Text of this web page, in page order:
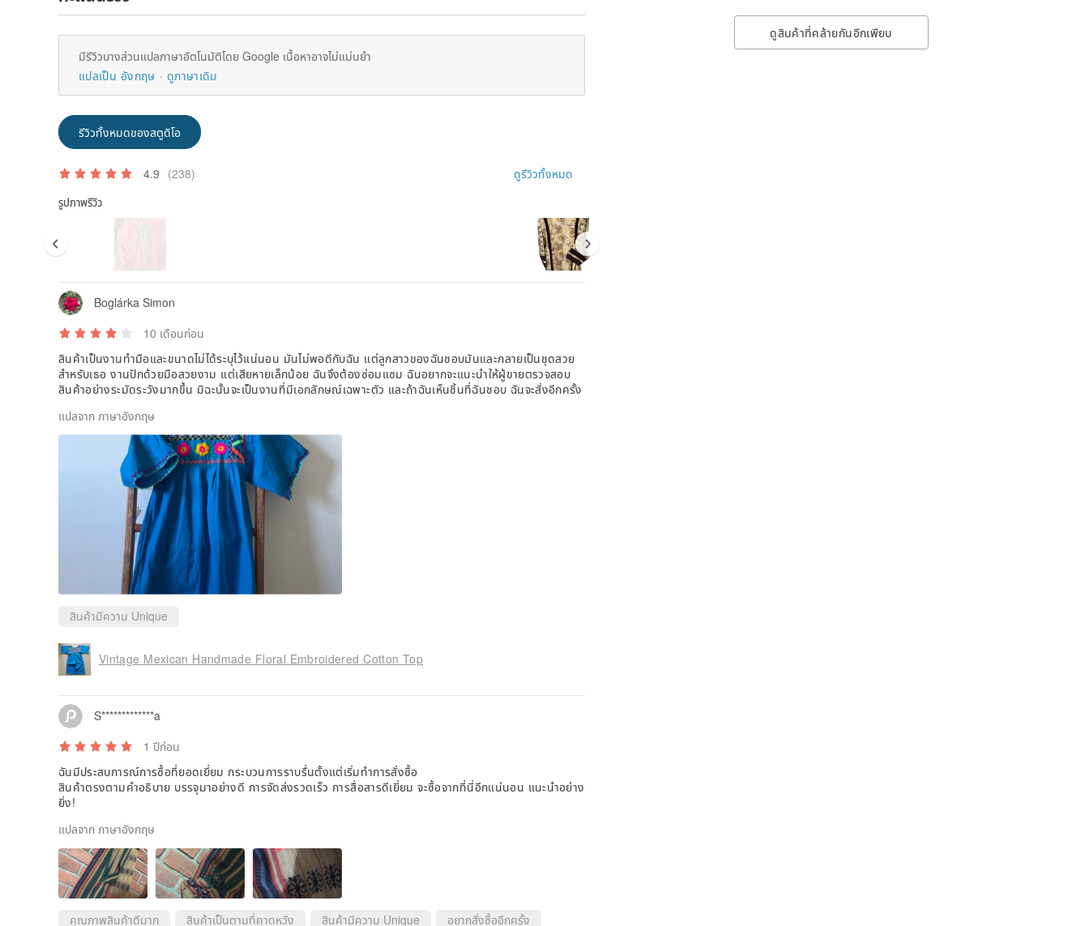
ดูสินค้าที่คล้ายกันอีกเพียบ
มีรีวิวบางส่วนแปลภาษาอัตโนมัติโดย Google เนื้อหาอาจไม่แม่นยำ
แปลเป็น อังกฤษ
ดูภาษาเดิม
รีวิวทั้งหมดของสตูดิโอ
4.9 (238) ดูรีวิวทั้งหมด
รูปภาพรีวิว
Boglárka Simon
10 เดือนก่อน
สินค้าเป็นงานทำมือและขนาดไม่ได้ระบุไว้แน่นอน มันไม่พอดีกับฉัน แต่ลูกสาวของฉันชอบมันและกลายเป็นชุดสวย
สำหรับเธอ งานปักด้วยมือสวยงาม แต่เสียหายเล็กน้อย ฉันจึงต้องซ่อมแซม ฉันอยากจะแนะนำให้ผู้ขายตรวจสอบ
สินค้าอย่างระมัดระวังมากขึ้น มิฉะนั้นจะเป็นงานที่มีเอกลักษณ์เฉพาะตัว และถ้าฉันเห็นชิ้นที่ฉันชอบ ฉันจะสั่งอีกครั้ง
แปลจาก ภาษาอังกฤษ
สินค้ามีความ Unique
Vintage Mexican Handmade Floral Embroidered Cotton Top
S*************a
1 ปีก่อน
ฉันมีประสบการณ์การซื้อที่ยอดเยี่ยม กระบวนการราบรื่นตั้งแต่เริ่มทำการสั่งซื้อ
สินค้าตรงตามคำอธิบาย บรรจุมาอย่างดี การจัดส่งรวดเร็ว การสื่อสารดีเยี่ยม จะซื้อจากที่นี่อีกแน่นอน แนะนำอย่าง
ยิ่ง!
แปลจาก ภาษาอังกฤษ
คุณภาพสินค้าดีมาก สินค้าเป็นตามที่คาดหวัง สินค้ามีความ Unique อยากสั่งซื้ออีกครั้ง